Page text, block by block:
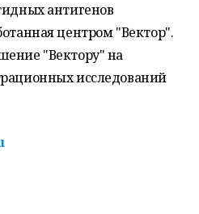
антигенов
центром "Вектор".
"Вектору" на
исследований